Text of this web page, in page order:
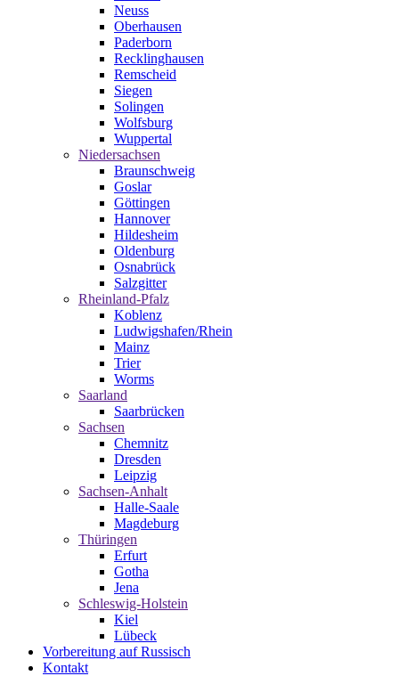
Neuss
Oberhausen
Paderborn
Recklinghausen
Remscheid
Siegen
Solingen
Wolfsburg
Wuppertal
Niedersachsen
Braunschweig
Goslar
Göttingen
Hannover
Hildesheim
Oldenburg
Osnabrück
Salzgitter
Rheinland-Pfalz
Koblenz
Ludwigshafen/Rhein
Mainz
Trier
Worms
Saarland
Saarbrücken
Sachsen
Chemnitz
Dresden
Leipzig
Sachsen-Anhalt
Halle-Saale
Magdeburg
Thüringen
Erfurt
Gotha
Jena
Schleswig-Holstein
Kiel
Lübeck
Vorbereitung auf Russisch
Kontakt